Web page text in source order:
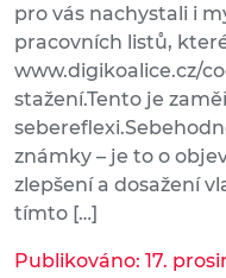
pro vás nachystali i
pracovních listů,
www.digikoalice.cz/
stažení.Tento je
známky – je to o
zlepšení a dosažení
tímto […]
Publikováno: 17.